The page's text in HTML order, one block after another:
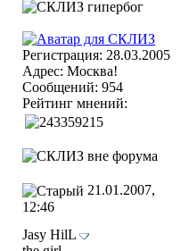
Регистрация: 28.03.2005
Адрес: Москва!
Сообщений: 954
Рейтинг мнений:
21.01.2007,
12:46
Jasy HilL